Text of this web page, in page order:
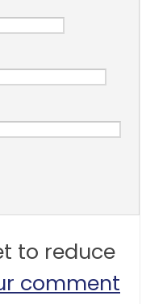
to reduce
comment